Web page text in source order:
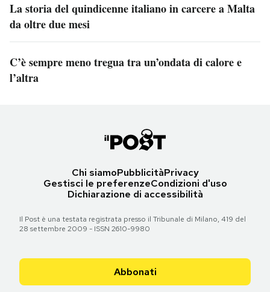
La storia del quindicenne italiano in carcere a Malta
da oltre due mesi
C’è sempre meno tregua tra un’ondata di calore e
l’altra
Chi siamoPubblicitàPrivacy
Gestisci le preferenzeCondizioni d'uso
Dichiarazione di accessibilità
Il Post è una testata registrata presso il Tribunale di Milano, 419 del
28 settembre 2009 - ISSN 2610-9980
Abbonati